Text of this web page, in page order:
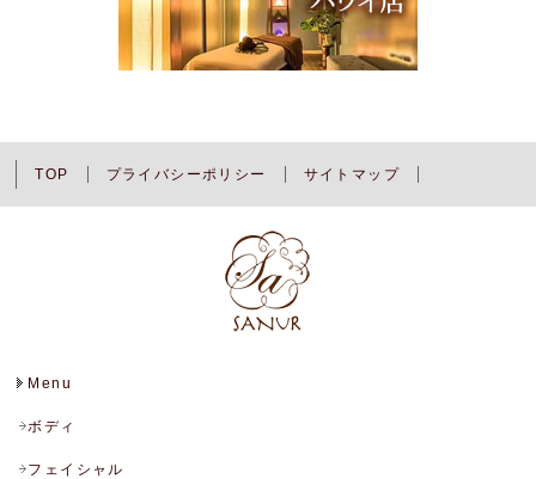
TOP プライバシーポリシー サイトマップ
Menu
ボディ
フェイシャル